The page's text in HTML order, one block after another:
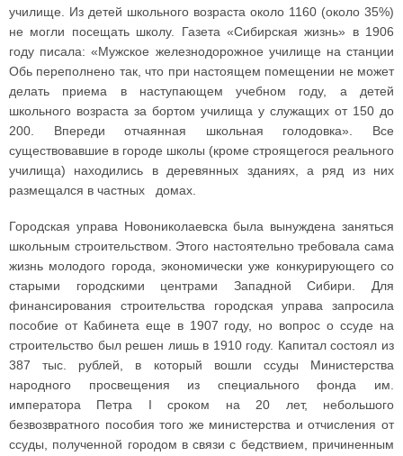
училище. Из детей школьного возраста около 1160 (около 35%)
не могли посещать школу. Газета «Сибирская жизнь» в 1906
году писала: «Мужское железнодорожное училище на станции
Обь переполнено так, что при настоящем помещении не может
делать приема в наступающем учебном году, а детей
школьного возраста за бортом училища у служащих от 150 до
200. Впереди отчаянная школьная голодовка». Все
существовавшие в городе школы (кроме строящегося реального
училища) находились в деревянных зданиях, а ряд из них
размещался в частных домах.
Городская управа Новониколаевска была вынуждена заняться
школьным строительством. Этого настоятельно требовала сама
жизнь молодого города, экономически уже конкурирующего со
старыми городскими центрами Западной Сибири. Для
финансирования строительства городская управа запросила
пособие от Кабинета еще в 1907 году, но вопрос о ссуде на
строительство был решен лишь в 1910 году. Капитал состоял из
387 тыс. рублей, в который вошли ссуды Министерства
народного просвещения из специального фонда им.
императора Петра I сроком на 20 лет, небольшого
безвозвратного пособия того же министерства и отчисления от
ссуды, полученной городом в связи с бедствием, причиненным